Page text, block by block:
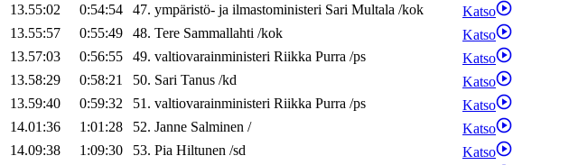
13.55:02
0:54:54 47. ympäristö- ja ilmastoministeri Sari Multala /kok
Katso
13.55:57
0:55:49 48. Tere Sammallahti /kok
Katso
13.57:03
0:56:55 49. valtiovarainministeri Riikka Purra /ps
Katso
13.58:29
0:58:21 50. Sari Tanus /kd
Katso
13.59:40
0:59:32 51. valtiovarainministeri Riikka Purra /ps
Katso
14.01:36
1:01:28 52. Janne Salminen /
Katso
14.09:38
1:09:30 53. Pia Hiltunen /sd
Katso